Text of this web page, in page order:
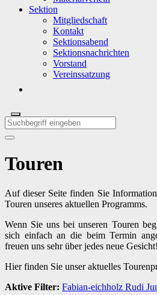
Sektion
Mitgliedschaft
Kontakt
Sektionsabend
Sektionsnachrichten
Vorstand
Vereinssatzung
Touren
Auf dieser Seite finden Sie
Touren unseres aktuellen Programms.
Wenn Sie uns bei unseren Touren
sich einfach an die beim Termin
freuen uns sehr über jedes neue Gesicht!
Hier finden Sie unser aktuelles
Aktive Filter: Fabian-eichholz Rudi